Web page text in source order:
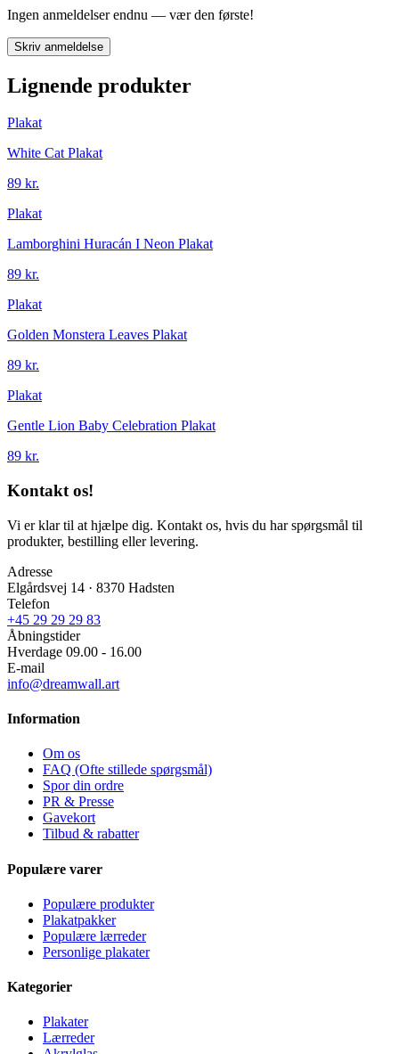
Ingen anmeldelser endnu — vær den første!
Skriv anmeldelse
Lignende produkter
Plakat
White Cat Plakat
89 kr.
Plakat
Lamborghini Huracán I Neon Plakat
89 kr.
Plakat
Golden Monstera Leaves Plakat
89 kr.
Plakat
Gentle Lion Baby Celebration Plakat
89 kr.
Kontakt os!
Vi er klar til at hjælpe dig. Kontakt os, hvis du har spørgsmål til
produkter, bestilling eller levering.
Adresse
Elgårdsvej 14 · 8370 Hadsten
Telefon
+45 29 29 29 83
Åbningstider
Hverdage 09.00 - 16.00
E-mail
info@dreamwall.art
Information
Om os
FAQ (Ofte stillede spørgsmål)
Spor din ordre
PR & Presse
Gavekort
Tilbud & rabatter
Populære varer
Populære produkter
Plakatpakker
Populære lærreder
Personlige plakater
Kategorier
Plakater
Lærreder